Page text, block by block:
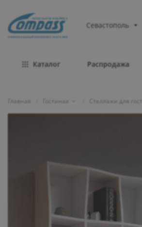
МЕБЕЛЬНАЯ ФАБРИКА
ОФИЦИАЛЬНЫЙ ИНТЕРНЕТ-МАГАЗИН
Севастополь
Каталог Распродажа
Главная Стеллажи для